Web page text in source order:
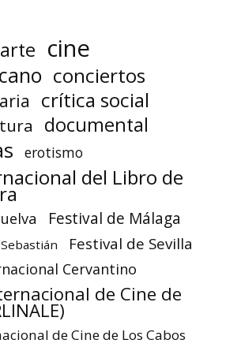
arte cine
conciertos
crítica social
documental
erotismo
del Libro de
Festival de Málaga
Festival de Sevilla
Cervantino
de Cine de
de Cine de Los Cabos